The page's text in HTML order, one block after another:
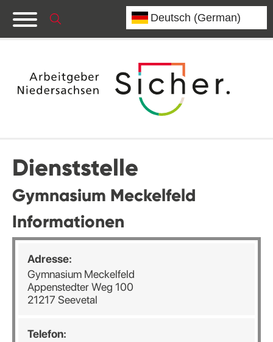
Dienststelle
Gymnasium Meckelfeld
Informationen
Adresse:
Gymnasium Meckelfeld
Appenstedter Weg 100
21217 Seevetal
Telefon: